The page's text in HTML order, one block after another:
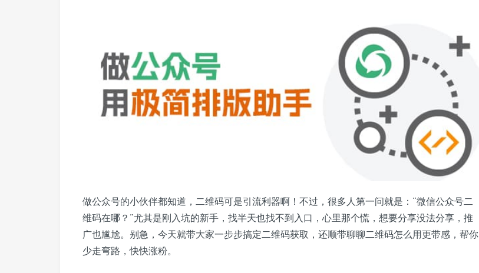
做公众号的小伙伴都知道，二维码可是引流利器啊！不过，很多人第一问就是：“微信公众号二
维码在哪？”尤其是刚入坑的新手，找半天也找不到入口，心里那个慌，想要分享没法分享，推
广也尴尬。别急，今天就带大家一步步搞定二维码获取，还顺带聊聊二维码怎么用更带感，帮你
少走弯路，快快涨粉。